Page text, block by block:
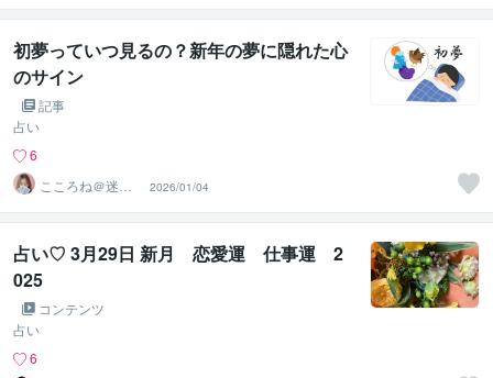
初夢っていつ見るの？新年の夢に隠れた心
のサイン
記事
占い
6
こころね＠迷い
を整理し導く占
い師
2026/01/04
占い♡ 3月29日 新月 恋愛運 仕事運 2
025
コンテンツ
占い
6